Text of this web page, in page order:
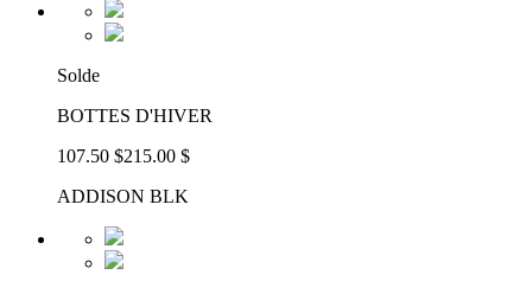
Solde
BOTTES D'HIVER
107.50 $215.00 $
ADDISON BLK